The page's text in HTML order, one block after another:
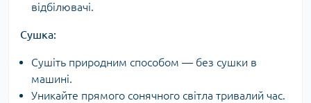
відбілювачі.
Сушка:
Сушіть природним способом — без сушки в
машині.
Уникайте прямого сонячного світла тривалий час.